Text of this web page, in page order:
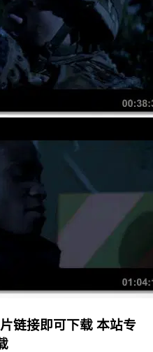
链接即可下载 本站专